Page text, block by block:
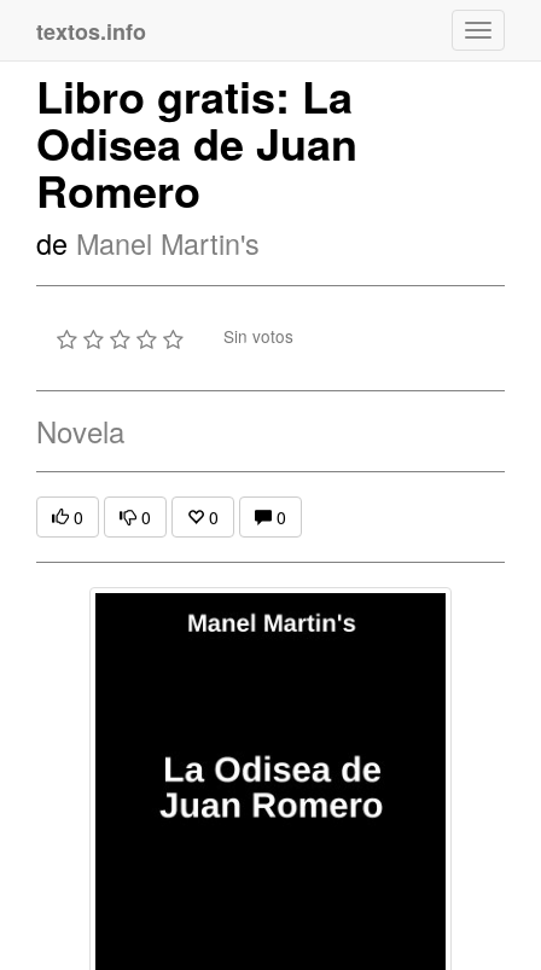
textos.info
Libro gratis: La
Odisea de Juan
Romero
de Manel Martin's
Sin votos
Novela
0 0 0 0